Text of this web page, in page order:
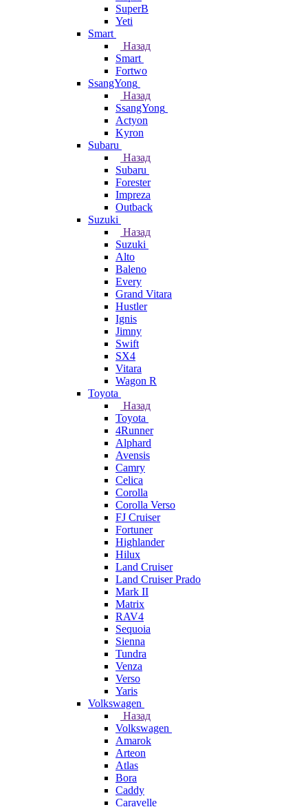
SuperB
Yeti
Smart
Назад
Smart
Fortwo
SsangYong
Назад
SsangYong
Actyon
Kyron
Subaru
Назад
Subaru
Forester
Impreza
Outback
Suzuki
Назад
Suzuki
Alto
Baleno
Every
Grand Vitara
Hustler
Ignis
Jimny
Swift
SX4
Vitara
Wagon R
Toyota
Назад
Toyota
4Runner
Alphard
Avensis
Camry
Celica
Corolla
Corolla Verso
FJ Cruiser
Fortuner
Highlander
Hilux
Land Cruiser
Land Cruiser Prado
Mark II
Matrix
RAV4
Sequoia
Sienna
Tundra
Venza
Verso
Yaris
Volkswagen
Назад
Volkswagen
Amarok
Arteon
Atlas
Bora
Caddy
Caravelle